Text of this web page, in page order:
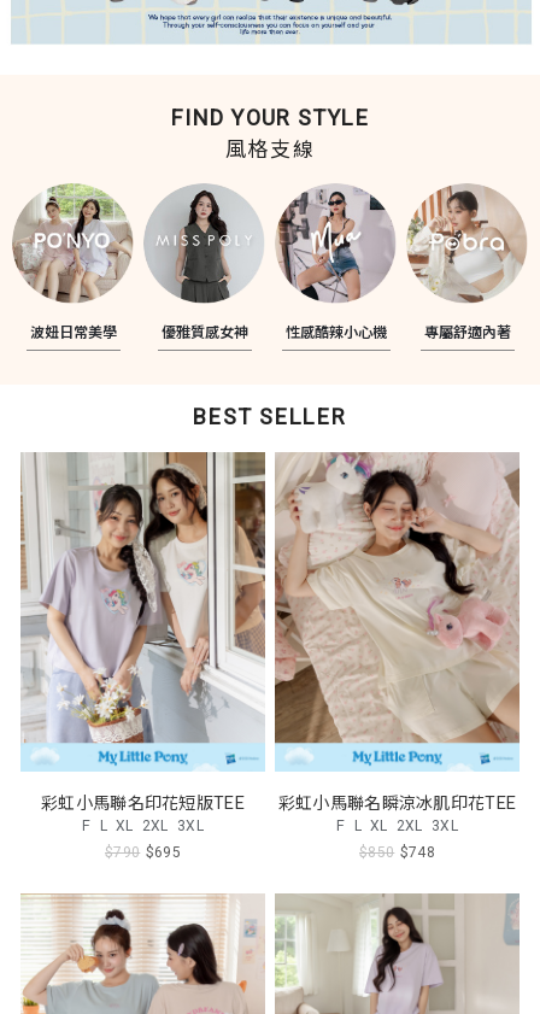
FIND YOUR STYLE
風格支線
波妞日常美學 優雅質感女神 性感酷辣小心機 專屬舒適內著
BEST SELLER
彩虹小馬聯名印花短版TEE
F L XL 2XL 3XL
$790 $695
彩虹小馬聯名瞬涼冰肌印花TEE
F L XL 2XL 3XL
$850 $748